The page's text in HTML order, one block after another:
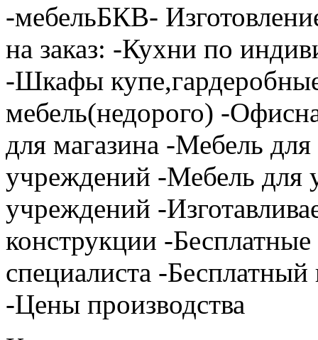
-мебельБКВ-
на заказ: -Кухни по
-Шкафы
мебель(недорого) -
для магазина -Мебель
учреждений -Мебель для
учреждений -
конструкции -Бесплатные
специалиста -Бесплатный
-Цены производства